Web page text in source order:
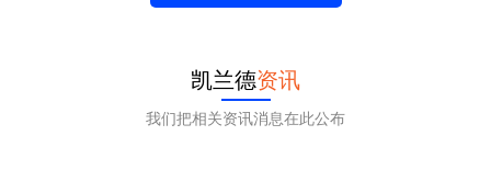
凯兰德资讯
我们把相关资讯消息在此公布